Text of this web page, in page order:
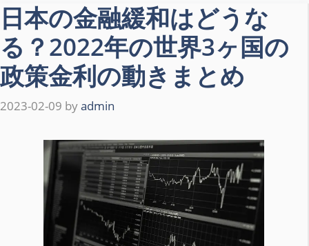
日本の金融緩和はどうな
る？2022年の世界3ヶ国の
政策金利の動きまとめ
2023-02-09 byadmin